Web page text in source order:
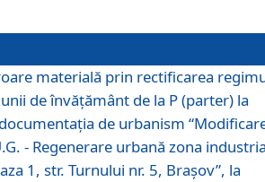
materială prin rectificarea
de învăţământ de la P (parter) la
de urbanism
- Regenerare urbană zona
1, str. Turnului nr. 5, Braşov”, la